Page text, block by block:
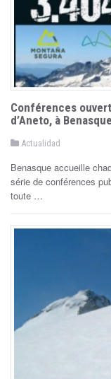
Conférences
d’Aneto, à Benasque
P
t
e
d
i
Actualidad
Benasque accueille
série de conférences
toute …